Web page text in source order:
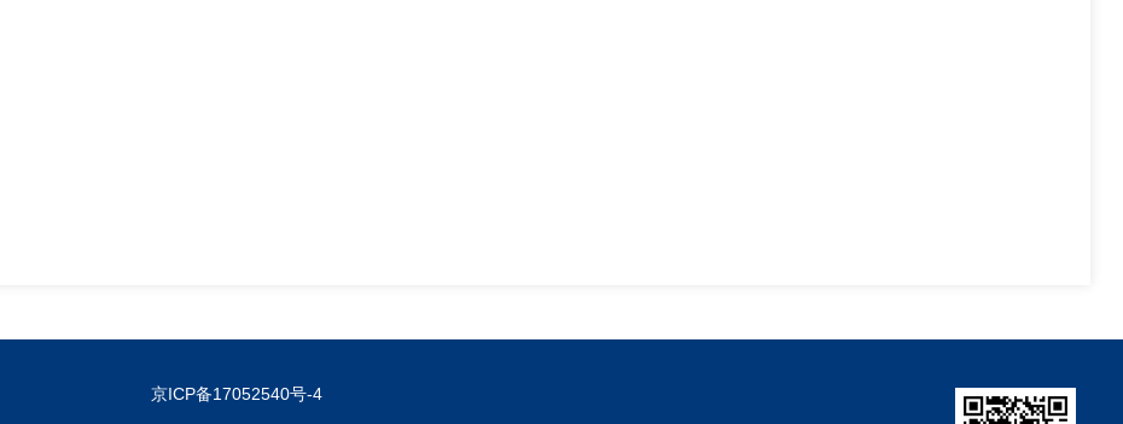
京ICP备17052540号-4